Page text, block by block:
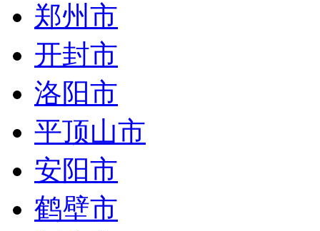
郑州市
开封市
洛阳市
平顶山市
安阳市
鹤壁市